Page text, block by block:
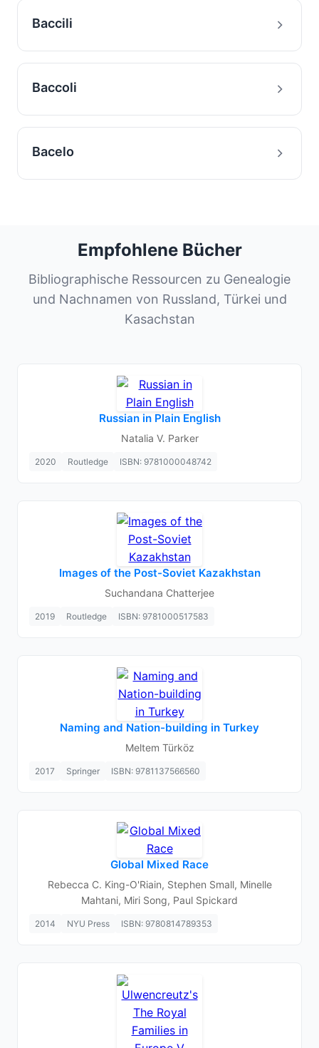
Baccili
Baccoli
Bacelo
Empfohlene Bücher
Bibliographische Ressourcen zu Genealogie
und Nachnamen von Russland, Türkei und
Kasachstan
Russian in Plain English
Natalia V. Parker
2020 Routledge ISBN: 9781000048742
Images of the Post-Soviet Kazakhstan
Suchandana Chatterjee
2019 Routledge ISBN: 9781000517583
Naming and Nation-building in Turkey
Meltem Türköz
2017 Springer ISBN: 9781137566560
Global Mixed Race
Rebecca C. King-O'Riain, Stephen Small, Minelle
Mahtani, Miri Song, Paul Spickard
2014 NYU Press ISBN: 9780814789353